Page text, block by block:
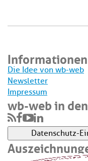
Die Idee von wb-web
Newsletter
Impressum
wb-web in
Datenschutz-